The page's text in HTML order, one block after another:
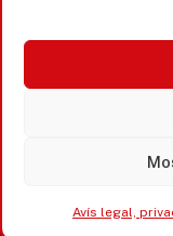
Avís legal,
Castell d’Aro ·
365